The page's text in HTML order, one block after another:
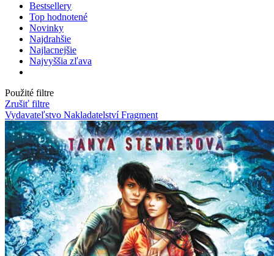
Bestsellery
Top hodnotené
Novinky
Najdrahšie
Najlacnejšie
Najvyššia zľava
Použité filtre
Zrušiť filtre
Vydavateľstvo Nakladatelství Fragment